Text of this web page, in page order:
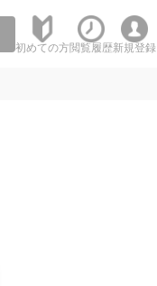
初めての方閲覧履歴新規登録